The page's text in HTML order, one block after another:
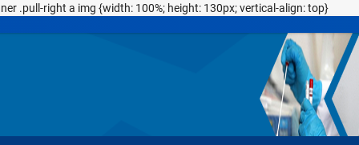
.pull-right a img {width: 100%; height: 130px; vertical-align: top}